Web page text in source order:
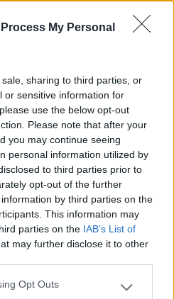
My Personal
sharing to third parties, or
or sensitive information for
use the below opt-out
Please note that after your
you may continue seeing
personal information utilized by
to third parties prior to
opt-out of the further
by third parties on the
This information may
parties on the IAB’s List of
may further disclose it to other
app uses one or more Google
Opt Outs
a conduzione famigliare,